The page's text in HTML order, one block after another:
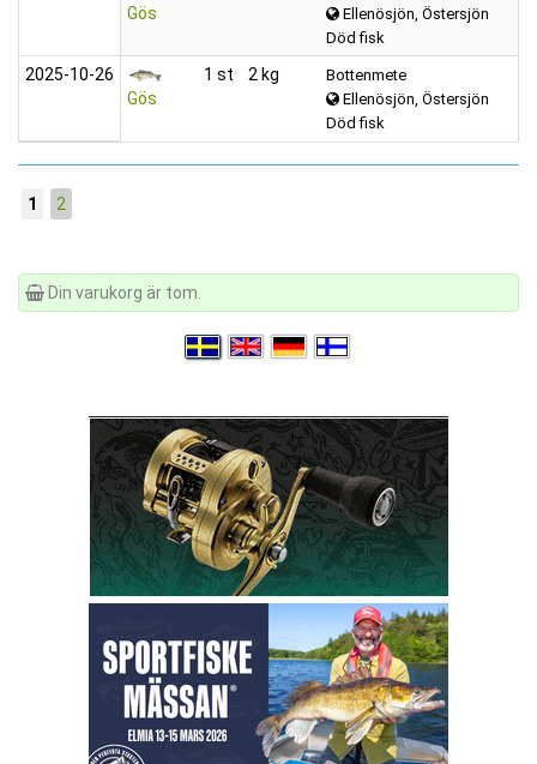
Gös
Ellenösjön, Östersjön
Död fisk
2025‑10‑26
Gös
1 st 2 kg
Bottenmete
Ellenösjön, Östersjön
Död fisk
1 2
Din varukorg är tom.